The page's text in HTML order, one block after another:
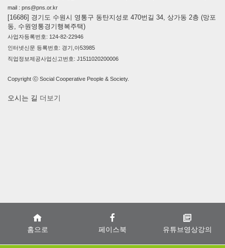
홈으로 페이스북 유튜브영상강의
mail : pns@pns.or.kr
[16686] 경기도 수원시 영통구 동탄지성로 470번길 34, 상가동 2층 (망포
동, 수원영통경기행복주택)
사업자등록번호: 124-82-22946
인터넷신문 등록번호: 경기,아53985
직업정보제공사업신고번호: J1511020200006
Copyright ⓒ Social Cooperative People & Society.
오시는 길 더보기